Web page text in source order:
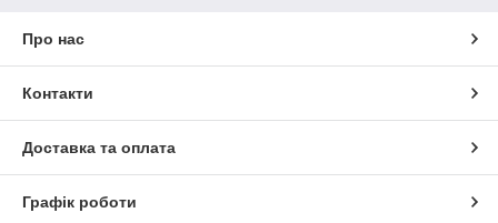
Про нас
Контакти
Доставка та оплата
Графік роботи